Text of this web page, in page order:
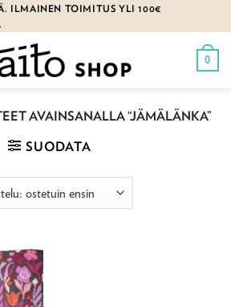
ILMAINEN TOIMITUS YLI 100€
0
AVAINSANALLA “JÄMÄLÄNKA”
SUODATA